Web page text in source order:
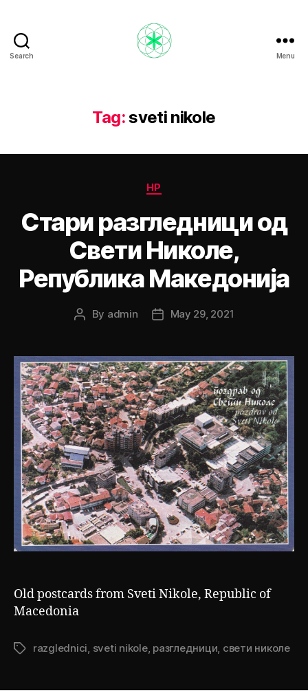
Search Menu
Tag:sveti nikole
Categories
НР
Стари разгледници од
Свети Николе,
Република Македонија
Post
By admin
PostMay 29, 2021
Old postcards from Sveti Nikole, Republic of
Macedonia
Tagsrazglednici sveti nikole, разгледници свети николе